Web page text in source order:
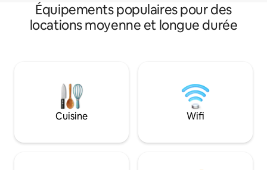
Équipements populaires pour des
locations moyenne et longue durée
Cuisine Wifi